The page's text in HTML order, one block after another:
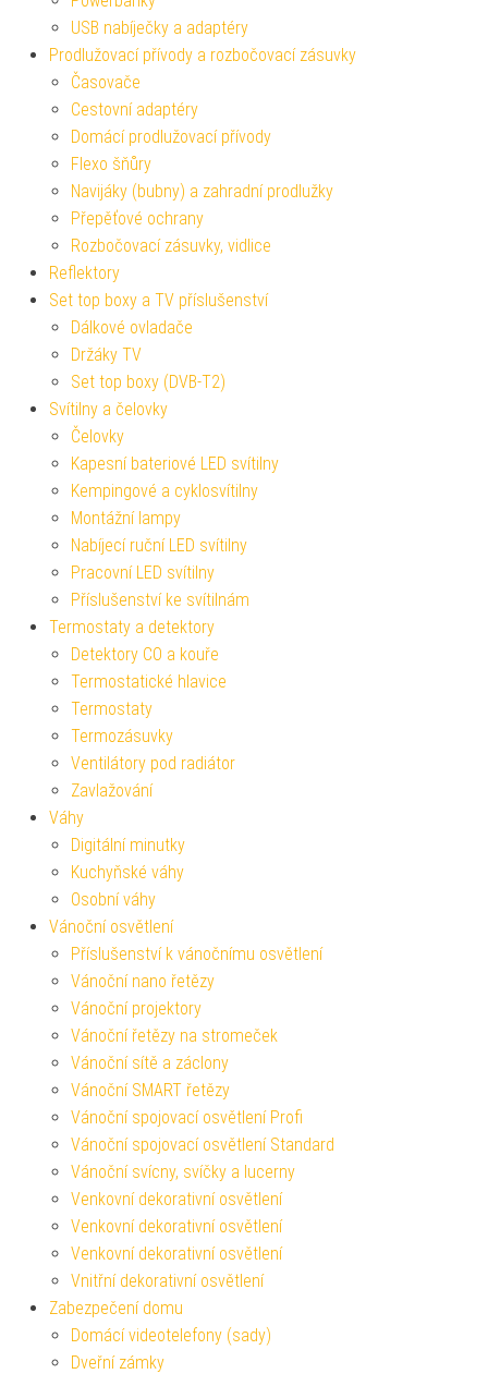
USB nabíječky a adaptéry
Prodlužovací přívody a rozbočovací zásuvky
Časovače
Cestovní adaptéry
Domácí prodlužovací přívody
Flexo šňůry
Navijáky (bubny) a zahradní prodlužky
Přepěťové ochrany
Rozbočovací zásuvky, vidlice
Reflektory
Set top boxy a TV příslušenství
Dálkové ovladače
Držáky TV
Set top boxy (DVB-T2)
Svítilny a čelovky
Čelovky
Kapesní bateriové LED svítilny
Kempingové a cyklosvítilny
Montážní lampy
Nabíjecí ruční LED svítilny
Pracovní LED svítilny
Příslušenství ke svítilnám
Termostaty a detektory
Detektory CO a kouře
Termostatické hlavice
Termostaty
Termozásuvky
Ventilátory pod radiátor
Zavlažování
Váhy
Digitální minutky
Kuchyňské váhy
Osobní váhy
Vánoční osvětlení
Příslušenství k vánočnímu osvětlení
Vánoční nano řetězy
Vánoční projektory
Vánoční řetězy na stromeček
Vánoční sítě a záclony
Vánoční SMART řetězy
Vánoční spojovací osvětlení Profi
Vánoční spojovací osvětlení Standard
Vánoční svícny, svíčky a lucerny
Venkovní dekorativní osvětlení
Venkovní dekorativní osvětlení
Venkovní dekorativní osvětlení
Vnitřní dekorativní osvětlení
Zabezpečení domu
Domácí videotelefony (sady)
Dveřní zámky